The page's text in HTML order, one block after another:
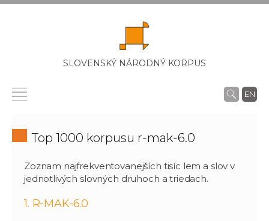
SLOVENSKÝ NÁRODNÝ KORPUS
EN
Top 1000 korpusu r-mak-6.0
Zoznam najfrekventovanejších tisíc lem a slov v
jednotlivých slovných druhoch a triedach.
1. R-MAK-6.0